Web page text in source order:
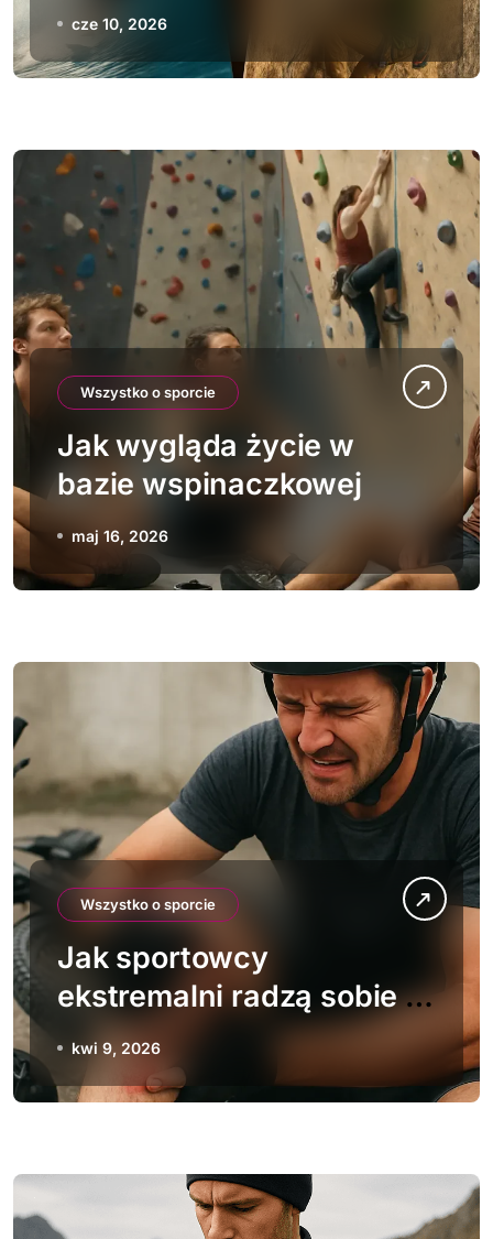
cze 10, 2026
Wszystko o sporcie
Jak wygląda życie w
bazie wspinaczkowej
maj 16, 2026
Wszystko o sporcie
Jak sportowcy
ekstremalni radzą sobie z
kontuzjami
kwi 9, 2026